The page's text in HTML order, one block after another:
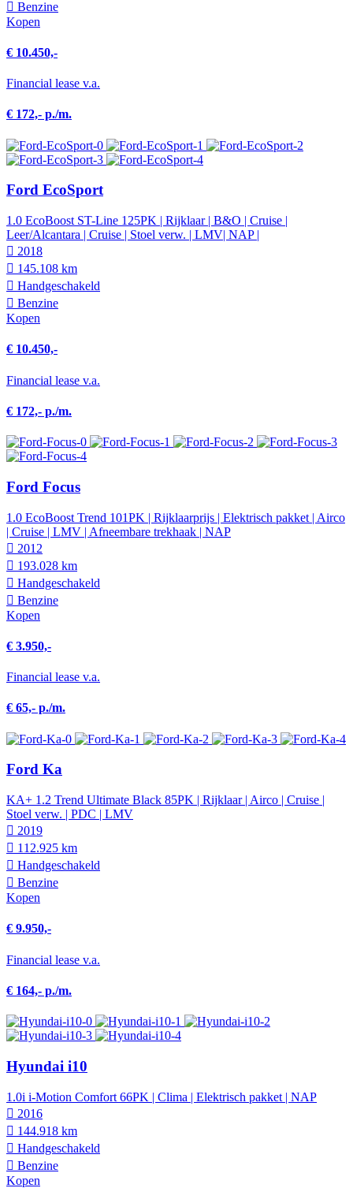
Benzine
Kopen
€ 10.450,-
Financial lease v.a.
€ 172,- p./m.
Ford EcoSport
1.0 EcoBoost ST-Line 125PK | Rijklaar | B&O | Cruise |
Leer/Alcantara | Cruise | Stoel verw. | LMV| NAP |
2018
145.108 km
Hand­geschakeld
Benzine
Kopen
€ 10.450,-
Financial lease v.a.
€ 172,- p./m.
Ford Focus
1.0 EcoBoost Trend 101PK | Rijklaarprijs | Elektrisch pakket | Airco
| Cruise | LMV | Afneembare trekhaak | NAP
2012
193.028 km
Hand­geschakeld
Benzine
Kopen
€ 3.950,-
Financial lease v.a.
€ 65,- p./m.
Ford Ka
KA+ 1.2 Trend Ultimate Black 85PK | Rijklaar | Airco | Cruise |
Stoel verw. | PDC | LMV
2019
112.925 km
Hand­geschakeld
Benzine
Kopen
€ 9.950,-
Financial lease v.a.
€ 164,- p./m.
Hyundai i10
1.0i i-Motion Comfort 66PK | Clima | Elektrisch pakket | NAP
2016
144.918 km
Hand­geschakeld
Benzine
Kopen